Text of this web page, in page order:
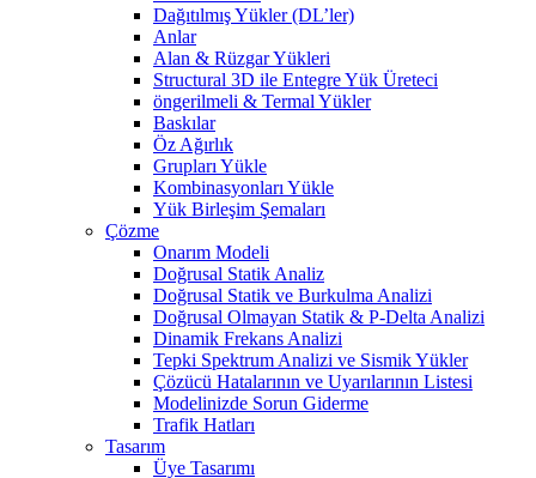
Dağıtılmış Yükler (DL’ler)
Anlar
Alan & Rüzgar Yükleri
Structural 3D ile Entegre Yük Üreteci
öngerilmeli & Termal Yükler
Baskılar
Öz Ağırlık
Grupları Yükle
Kombinasyonları Yükle
Yük Birleşim Şemaları
Çözme
Onarım Modeli
Doğrusal Statik Analiz
Doğrusal Statik ve Burkulma Analizi
Doğrusal Olmayan Statik & P-Delta Analizi
Dinamik Frekans Analizi
Tepki Spektrum Analizi ve Sismik Yükler
Çözücü Hatalarının ve Uyarılarının Listesi
Modelinizde Sorun Giderme
Trafik Hatları
Tasarım
Üye Tasarımı